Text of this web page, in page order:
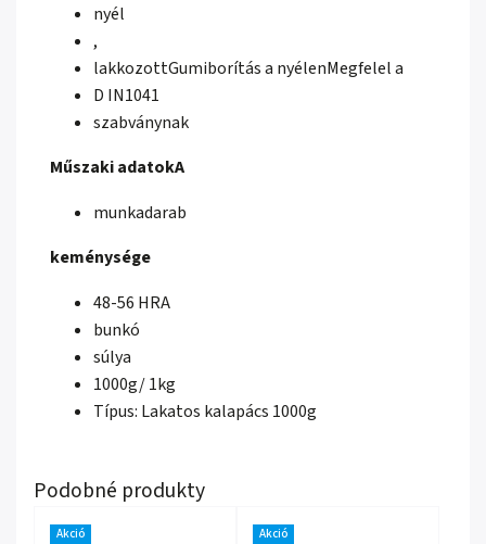
nyél
,
lakkozottGumiborítás a nyélenMegfelel a
D IN1041
szabványnak
Műszaki adatokA
munkadarab
keménysége
48-56 HRA
bunkó
súlya
1000g/ 1kg
Típus: Lakatos kalapács 1000g
Akció Akció